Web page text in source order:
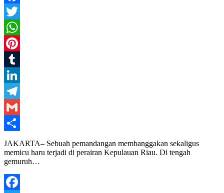
Facebook
Twitter
WhatsApp
Pinterest
Tumblr
LinkedIn
Telegram
Gmail
Share
JAKARTA– Sebuah pemandangan membanggakan sekaligus
memicu haru terjadi di perairan Kepulauan Riau. Di tengah
gemuruh…